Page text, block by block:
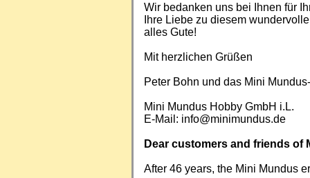
Wir bedanken uns bei Ihnen für
Ihre Liebe zu diesem
alles Gute!
Mit herzlichen Grüßen
Peter Bohn und das Mini
Mini Mundus Hobby GmbH i.L.
E-Mail: info@minimundus.de
Dear customers and friends of
After 46 years, the Mini Mundus